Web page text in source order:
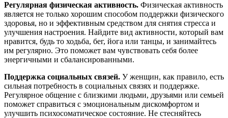
Регулярная физическая активность. Физическая активность
является не только хорошим способом поддержки физического
здоровья, но и эффективным средством для снятия стресса и
улучшения настроения. Найдите вид активности, который вам
нравится, будь то ходьба, бег, йога или танцы, и занимайтесь
им регулярно. Это поможет вам чувствовать себя более
энергичными и сбалансированными.
Поддержка социальных связей. У женщин, как правило, есть
сильная потребность в социальных связях и поддержке.
Регулярное общение с близкими людьми, друзьями или семьей
поможет справиться с эмоциональным дискомфортом и
улучшить психосоматическое состояние. Не стесняйтесь